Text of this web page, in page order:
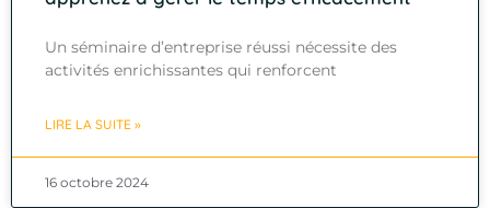
Un séminaire d’entreprise réussi nécessite des
activités enrichissantes qui renforcent
LIRE LA SUITE »
16 octobre 2024